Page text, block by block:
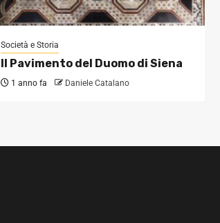
Società e Storia
Il Pavimento del Duomo di Siena
1 anno fa Daniele Catalano